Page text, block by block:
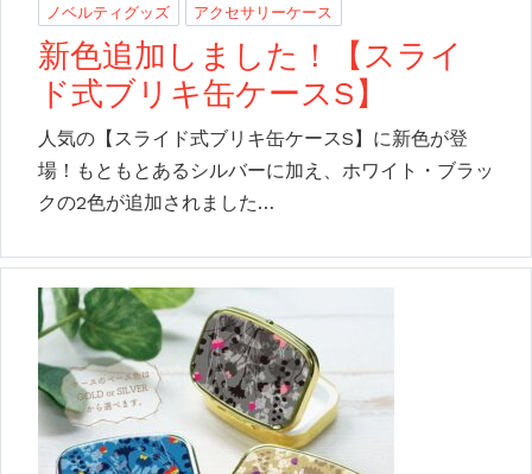
ノベルティグッズ
アクセサリーケース
新色追加しました！【スライ
ド式ブリキ缶ケースS】
人気の【スライド式ブリキ缶ケースS】に新色が登
場！もともとあるシルバーに加え、ホワイト・ブラッ
クの2色が追加されました…